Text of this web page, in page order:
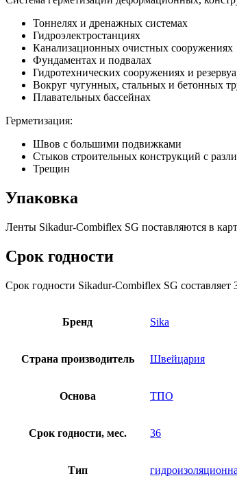
Тоннелях и дренажных системах
Гидроэлектростанциях
Канализационных очистных сооружениях
Фундаментах и подвалах
Гидротехнических сооружениях и
Вокруг чугунных, стальных и бетонных
Плавательных бассейнах
Герметизация:
Швов с большими подвижками
Стыков строительных конструкций с
Трещин
Упаковка
Ленты Sikadur-Combiflex SG поставляются в
Срок годности
Срок годности Sikadur-Combiflex SG
Бренд Sika
Страна производитель Швейцария
Основа ТПО
Срок годности, мес. 36
Тип